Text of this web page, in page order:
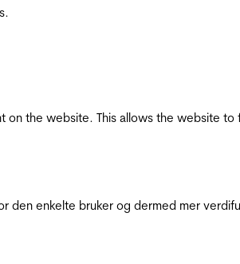
on the website. This allows the website
den enkelte bruker og dermed mer